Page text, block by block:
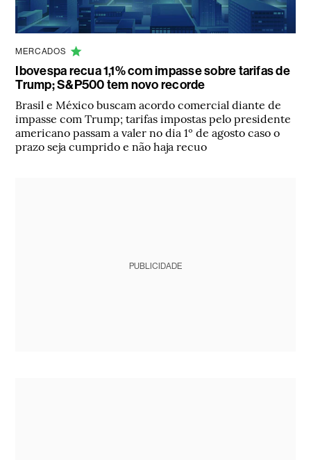
MERCADOS
Ibovespa recua 1,1% com impasse sobre tarifas de
Trump; S&P500 tem novo recorde
Brasil e México buscam acordo comercial diante de
impasse com Trump; tarifas impostas pelo presidente
americano passam a valer no dia 1º de agosto caso o
prazo seja cumprido e não haja recuo
PUBLICIDADE